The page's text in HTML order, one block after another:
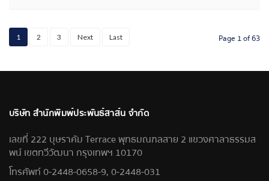
1 2 3 Next Last Page 1 of 63
บริษัท สำนักพิมพ์ประพันธ์สาส์น จำกัด
เลขที่ 222 บุษราคัม Terrace พุทธมณฑลสาย 2 แขวงศาลาธรรมส
พน์ เขตทวีวัฒนา กรุงเทพฯ 10170
โทรศัพท์ 0-2448-0658-9, 0-2448-031